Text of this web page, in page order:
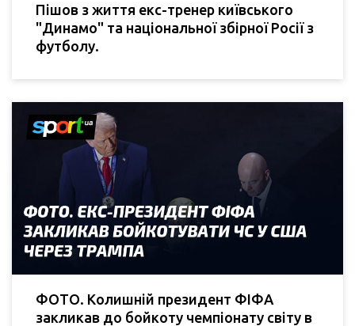
Пішов з життя екс-тренер київського
"Динамо" та національної збірної Росії з
футболу.
ФОТО. Колишній президент ФІФА
закликав до бойкоту чемпіонату світу в